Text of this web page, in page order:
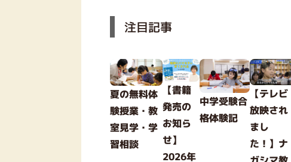
注目記事
夏の無料体
験授業・教
室見学・学
習相談
【書籍
発売の
お知ら
せ】
2026年
中学受験合
格体験記
【テレビ
放映され
まし
た！】ナ